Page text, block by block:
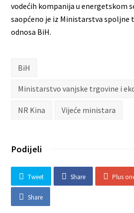
vodećih kompanija u energetskom
saopćeno je iz Ministarstva spoljne
odnosa BiH.
BiH
Ministarstvo vanjske trgovine i
NR Kina Vijeće ministara
Podijeli
Tweet Share Plus
Share